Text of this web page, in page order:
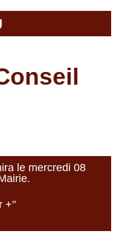
le mercredi 08
+"